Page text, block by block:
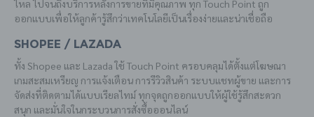
ไหล ไปจนถึงบริการหลังการขายที่มีคุณภาพ ทุก Touch Point ถูก
ออกแบบเพื่อให้ลูกค้ารู้สึกว่าเทคโนโลยีเป็นเรื่องง่ายและน่าเชื่อถือ
Shopee / Lazada
ทั้ง Shopee และ Lazada ใช้ Touch Point ครอบคลุมได้ตั้งแต่โฆษณา
เกมสะสมเหรียญ การแจ้งเตือน การรีวิวสินค้า ระบบแชทผู้ขาย และการ
จัดส่งที่ติดตามได้แบบเรียลไทม์ ทุกจุดถูกออกแบบให้ผู้ใช้รู้สึกสะดวก
สนุก และมั่นใจในกระบวนการสั่งซื้อออนไลน์